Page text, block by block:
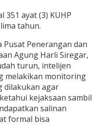
351 ayat (3) KUHP
tahun.
Pusat Penerangan dan
Agung Harli Siregar,
turun, intelijen
melakikan monitoring
dilakukan agar
kejaksaan sambil
salinan
formal bisa